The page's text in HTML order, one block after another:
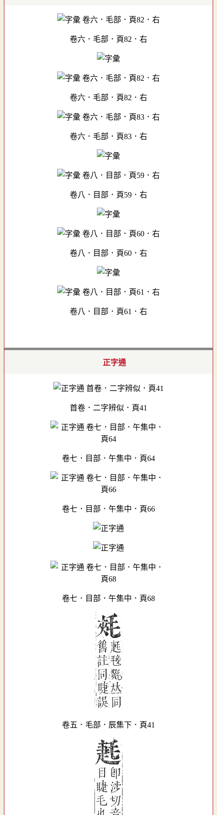
卷六．毛部．頁82．右
卷六．毛部．頁82．右
卷六．毛部．頁83．右
卷八．目部．頁59．右
卷八．目部．頁60．右
卷八．目部．頁61．右
正字通
首卷．二字辨似．頁41
卷七．目部．午集中．頁64
卷七．目部．午集中．頁66
卷七．目部．午集中．頁68
卷五．毛部．辰集下．頁41